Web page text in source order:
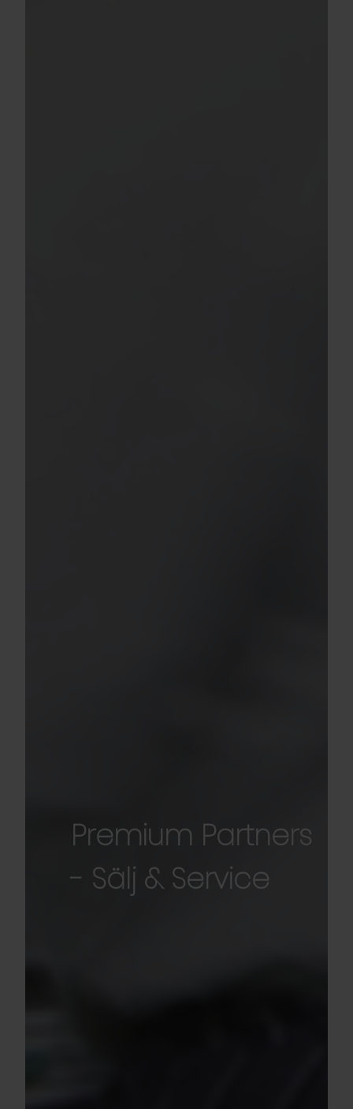
Premium Partners
- Sälj & Service